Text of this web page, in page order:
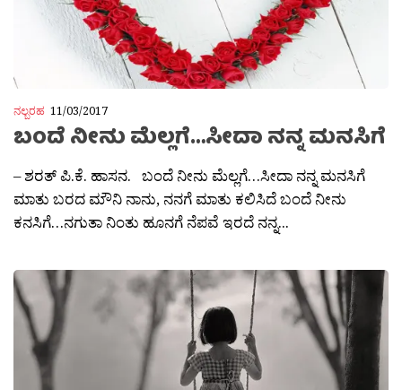
ನಲ್ಬರಹ 11/03/2017
ಬಂದೆ ನೀನು ಮೆಲ್ಲಗೆ…ಸೀದಾ ನನ್ನ ಮನಸಿಗೆ
– ಶರತ್ ಪಿ.ಕೆ. ಹಾಸನ. ಬಂದೆ ನೀನು ಮೆಲ್ಲಗೆ…ಸೀದಾ ನನ್ನ ಮನಸಿಗೆ
ಮಾತು ಬರದ ಮೌನಿ ನಾನು, ನನಗೆ ಮಾತು ಕಲಿಸಿದೆ ಬಂದೆ ನೀನು
ಕನಸಿಗೆ…ನಗುತಾ ನಿಂತು ಹೂನಗೆ ನೆಪವೆ ಇರದೆ ನನ್ನ...